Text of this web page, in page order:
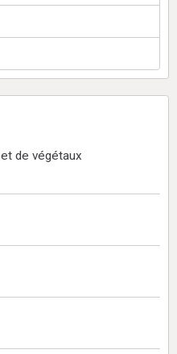
de végétaux